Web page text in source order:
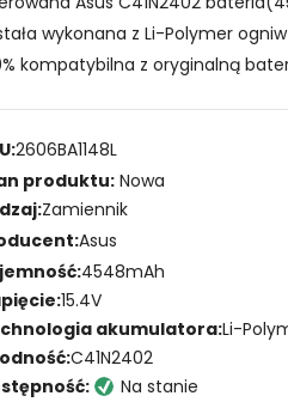
wykonana z Li-Polymer
kompatybilna z oryginalną
2606BA1148L
produktu:Nowa
Zamiennik
Asus
4548mAh
15.4V
akumulatora:Li-
C41N2402
Na stanie